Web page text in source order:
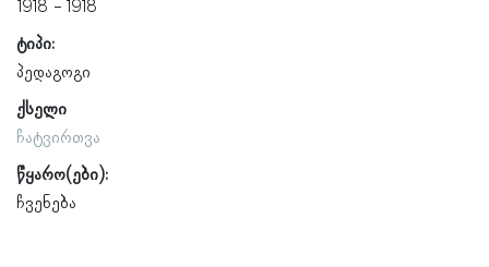
1918
1918
ტიპი:
პედაგოგი
ქსელი
ჩატვირთვა
წყარო(ები):
ჩვენება